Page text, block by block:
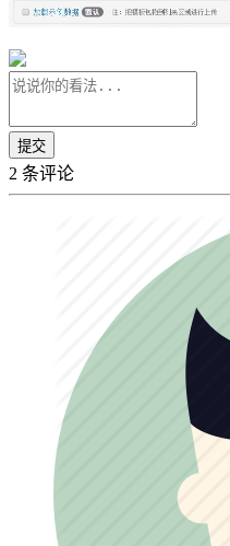
2 条评论